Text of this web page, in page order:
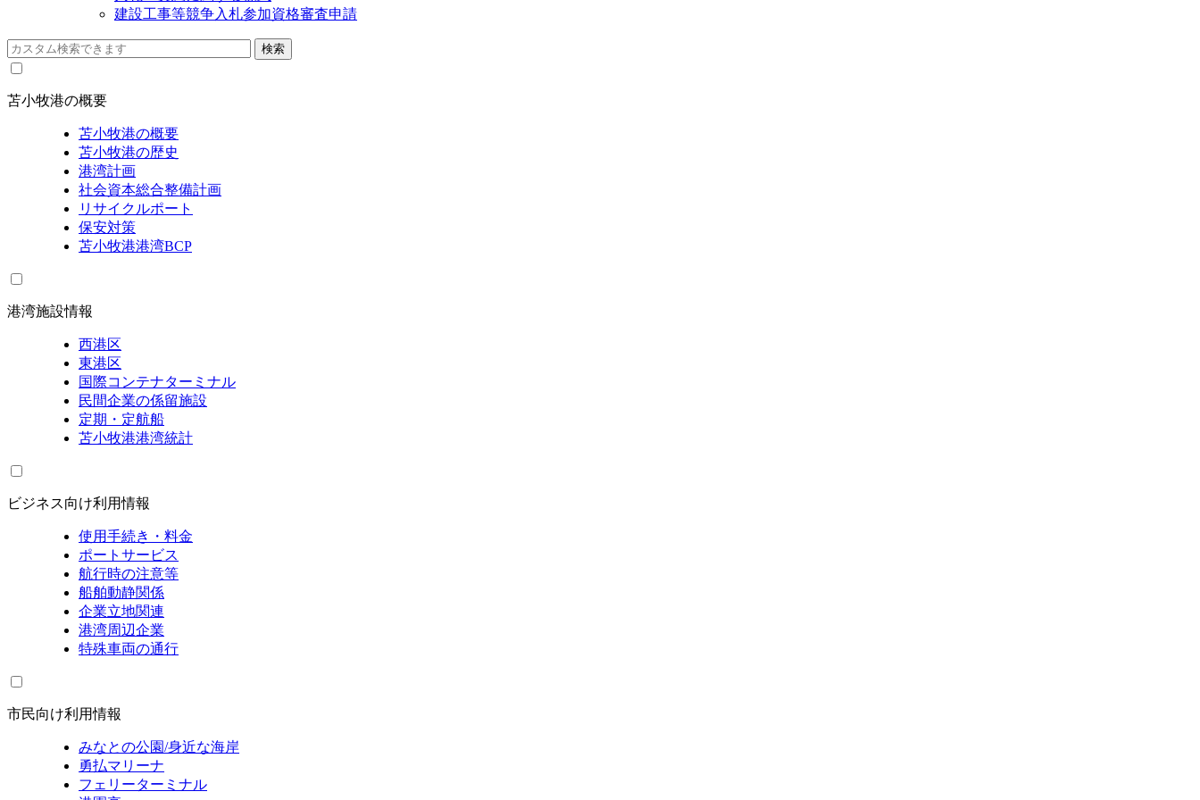
建設工事等競争入札参加資格審査申請
苫小牧港の概要
苫小牧港の概要
苫小牧港の歴史
港湾計画
社会資本総合整備計画
リサイクルポート
保安対策
苫小牧港港湾BCP
港湾施設情報
西港区
東港区
国際コンテナターミナル
民間企業の係留施設
定期・定航船
苫小牧港港湾統計
ビジネス向け利用情報
使用手続き・料金
ポートサービス
航行時の注意等
船舶動静関係
企業立地関連
港湾周辺企業
特殊車両の通行
市民向け利用情報
みなとの公園/身近な海岸
勇払マリーナ
フェリーターミナル